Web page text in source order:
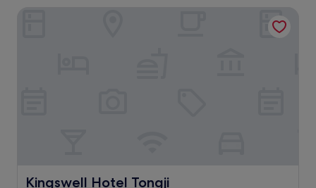
Kingswell Hotel Tongji
Kingswell Hotel Tongji